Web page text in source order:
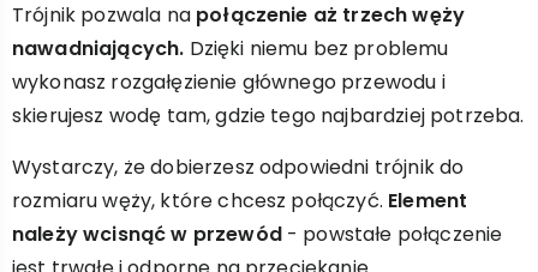
Trójnik pozwala na połączenie aż trzech węży
nawadniających. Dzięki niemu bez problemu
wykonasz rozgałęzienie głównego przewodu i
skierujesz wodę tam, gdzie tego najbardziej potrzeba.
Wystarczy, że dobierzesz odpowiedni trójnik do
rozmiaru węży, które chcesz połączyć. Element
należy wcisnąć w przewód- powstałe połączenie